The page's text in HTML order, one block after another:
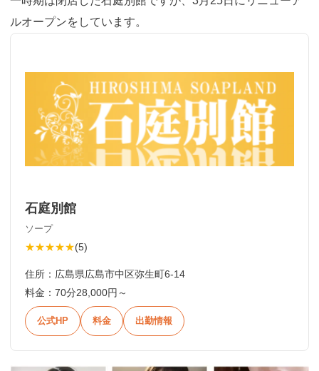
ルオープンをしています。
石庭別館
ソープ
★★★★★(5)
住所： 広島県広島市中区弥生町6-14
料金： 70分28,000円～
公式HP 料金 出勤情報